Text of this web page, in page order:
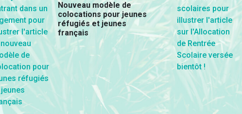
Nouveau modèle de
colocations pour jeunes
réfugiés et jeunes
français